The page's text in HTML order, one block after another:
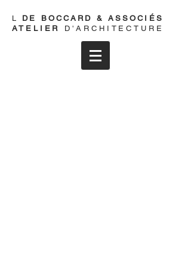
L DE
BOCCARD & ASSOCIÉS
ATELIER
D'ARCHITECTURE